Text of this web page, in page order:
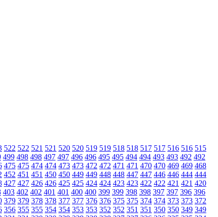
522 522 521 521 520 520 519 519 518 518 517 517 516 516 515
499 498 498 497 497 496 496 495 495 494 494 493 493 492 492
475 475 474 474 473 473 472 472 471 471 470 470 469 469 468
452 451 451 450 450 449 449 448 448 447 447 446 446 444 444
427 427 426 426 425 425 424 424 423 423 422 422 421 421 420
403 402 402 401 401 400 400 399 399 398 398 397 397 396 396
379 379 378 378 377 377 376 376 375 375 374 374 373 373 372
356 355 355 354 354 353 353 352 352 351 351 350 350 349 349